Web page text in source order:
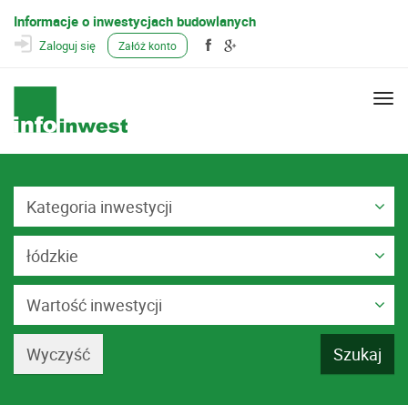
Informacje o inwestycjach budowlanych
Zaloguj się Załóż konto
Kategoria inwestycji
łódzkie
Wartość inwestycji